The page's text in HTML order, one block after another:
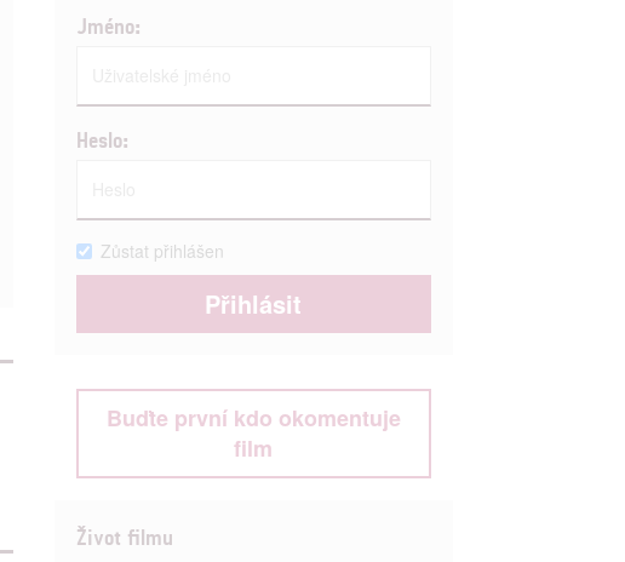
Jméno:
Heslo:
Zůstat přihlášen
Buďte první kdo okomentuje
film
Život filmu